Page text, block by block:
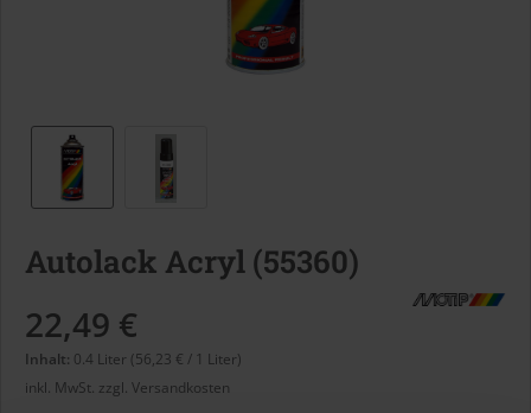
Autolack Acryl (55360)
22,49 €
Inhalt: 0.4 Liter (56,23 € / 1 Liter)
inkl. MwSt. zzgl. Versandkosten